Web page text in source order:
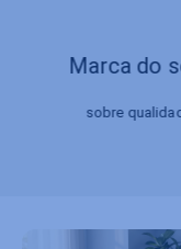
Marca do
sobre